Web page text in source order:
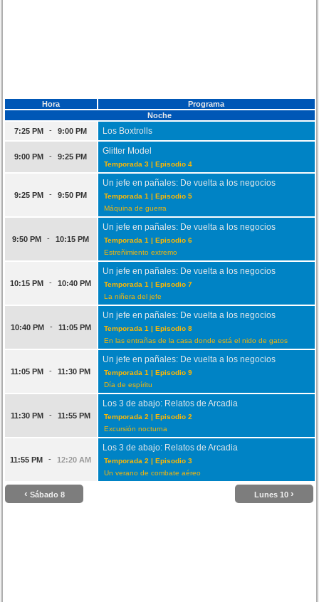
Hora
Programa
Noche
7:25 PM
- 9:00 PM Los Boxtrolls
9:00 PM - 9:25 PM
Glitter Model
Temporada 3 | Episodio 4
9:25 PM - 9:50 PM
Un jefe en pañales: De vuelta a los negocios
Temporada 1 | Episodio 5
Máquina de guerra
9:50 PM - 10:15 PM
Un jefe en pañales: De vuelta a los negocios
Temporada 1 | Episodio 6
Estreñimiento extremo
10:15 PM - 10:40 PM
Un jefe en pañales: De vuelta a los negocios
Temporada 1 | Episodio 7
La niñera del jefe
10:40 PM - 11:05 PM
Un jefe en pañales: De vuelta a los negocios
Temporada 1 | Episodio 8
En las entrañas de la casa donde está el nido de gatos
11:05 PM - 11:30 PM
Un jefe en pañales: De vuelta a los negocios
Temporada 1 | Episodio 9
Día de espíritu
11:30 PM - 11:55 PM
Los 3 de abajo: Relatos de Arcadia
Temporada 2 | Episodio 2
Excursión nocturna
11:55 PM - 12:20 AM
Los 3 de abajo: Relatos de Arcadia
Temporada 2 | Episodio 3
Un verano de combate aéreo
‹ Sábado 8 Lunes 10 ›